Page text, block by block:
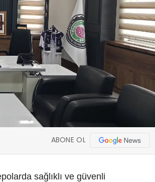
ABONE OL
sağlıklı ve güvenli